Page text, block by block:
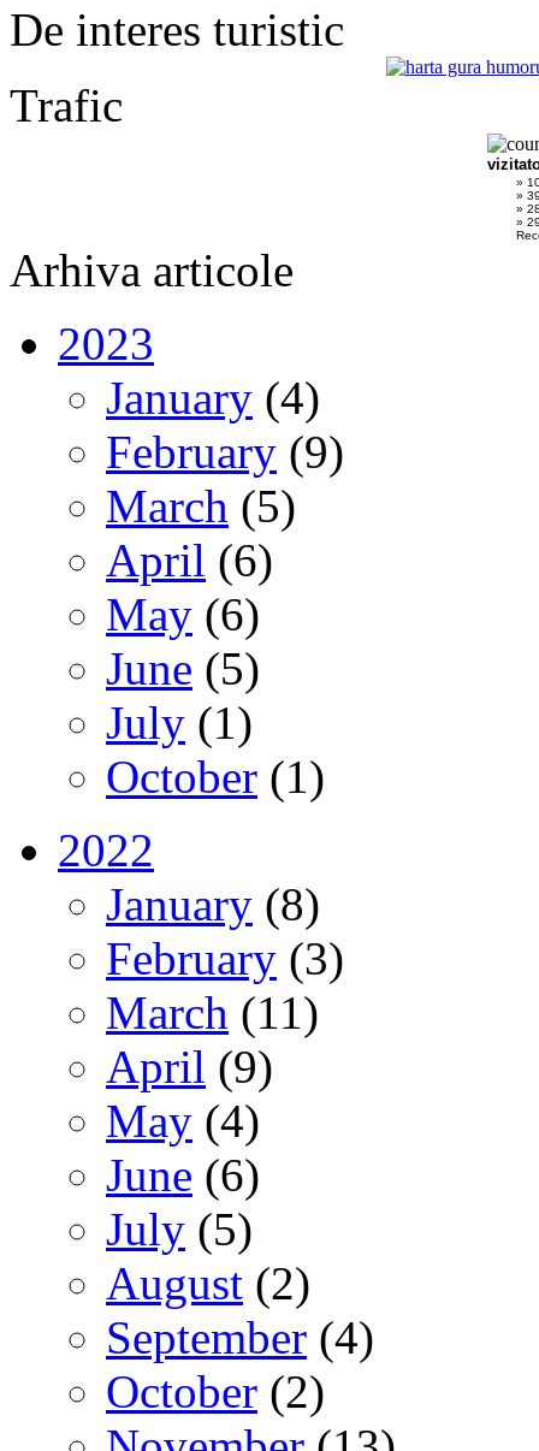
De interes turistic
Trafic
»
»
»
»
Arhiva articole
2023
January (4)
February (9)
March (5)
April (6)
May (6)
June (5)
July (1)
October (1)
2022
January (8)
February (3)
March (11)
April (9)
May (4)
June (6)
July (5)
August (2)
September (4)
October (2)